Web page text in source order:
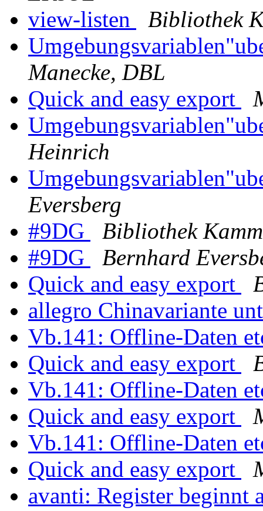
view-listen
Bibliothek
Manecke, DBL
Quick and easy export
Heinrich
Eversberg
#9DG
Bibliothek
#9DG
Bernhard
Quick and easy export
allegro Chinavariante
Vb.141: Offline-Daten
Quick and easy export
Vb.141: Offline-Daten
Quick and easy export
Vb.141: Offline-Daten
Quick and easy export
avanti: Register beginnt